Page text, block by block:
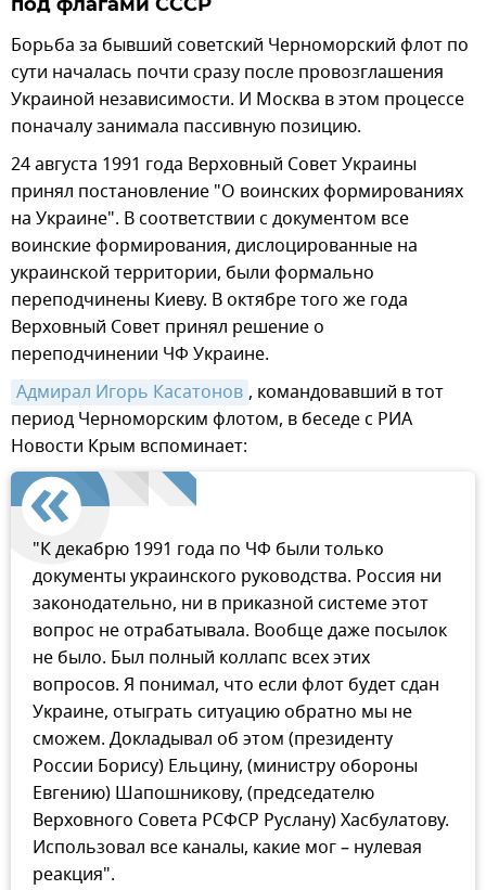
Борьба за бывший советский Черноморский флот по
сути началась почти сразу после провозглашения
Украиной независимости. И Москва в этом процессе
поначалу занимала пассивную позицию.
24 августа 1991 года Верховный Совет Украины
принял постановление "О воинских формированиях
на Украине". В соответствии с документом все
воинские формирования, дислоцированные на
украинской территории, были формально
переподчинены Киеву. В октябре того же года
Верховный Совет принял решение о
переподчинении ЧФ Украине.
Адмирал Игорь Касатонов , командовавший в тот
период Черноморским флотом, в беседе с РИА
Новости Крым вспоминает:
"К декабрю 1991 года по ЧФ были только
документы украинского руководства. Россия ни
законодательно, ни в приказной системе этот
вопрос не отрабатывала. Вообще даже посылок
не было. Был полный коллапс всех этих
вопросов. Я понимал, что если флот будет сдан
Украине, отыграть ситуацию обратно мы не
сможем. Докладывал об этом (президенту
России Борису) Ельцину, (министру обороны
Евгению) Шапошникову, (председателю
Верховного Совета РСФСР Руслану) Хасбулатову.
Использовал все каналы, какие мог – нулевая
реакция".